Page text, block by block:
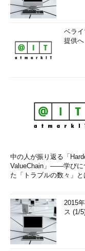
ベラ
提供へ
中の人が振り返る「
ValueChain」――学びに
た「トラブルの数々」
2015
ス (1/